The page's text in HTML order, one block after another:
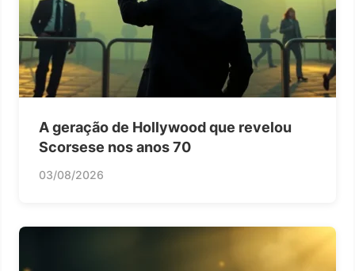
A geração de Hollywood que revelou
Scorsese nos anos 70
03/08/2026